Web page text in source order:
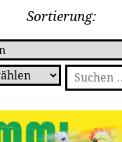
Sortierung:
Suchen
nach: